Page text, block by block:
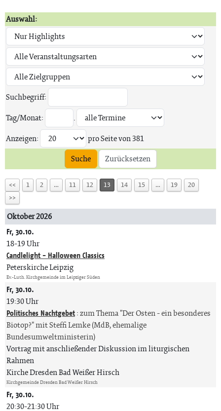
Auswahl:
Suchbegriff:
Tag/Monat:
.
Anzeigen:
pro Seite von381
Suche
Zurücksetzen
<< 1 2 … 11 12 13 14 15 … 19
20
>>
Oktober 2026
Fr, 30.10.
18-19 Uhr
Candlelight - Halloween Classics
Peterskirche Leipzig
Ev.-Luth. Kirchgemeinde im Leipziger Süden
Fr, 30.10.
19:30 Uhr
Politisches Nachtgebet:zum Thema "Der Osten - ein besonderes
Biotop?" mit Steffi Lemke (MdB, ehemalige
Bundesumweltministerin)
Vortrag mit anschließender Diskussion im liturgischen
Rahmen
Kirche Dresden Bad Weißer Hirsch
Kirchgemeinde Dresden Bad Weißer Hirsch
Fr, 30.10.
20:30-21:30 Uhr